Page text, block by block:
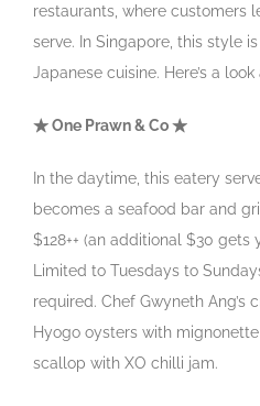
restaurants, where customers
serve. In Singapore, this style
Japanese cuisine. Here’s a
★ One Prawn & Co ★
In the daytime, this eatery
becomes a seafood bar and
$128++ (an additional $30
Limited to Tuesdays to
required. Chef Gwyneth
Hyogo oysters with
scallop with XO chilli jam.